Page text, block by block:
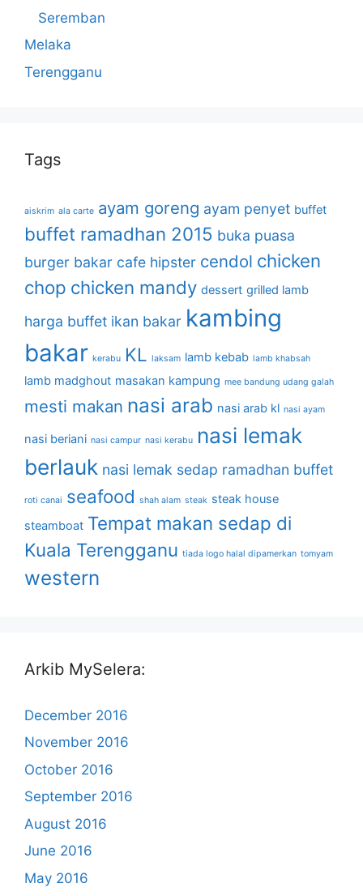
Seremban
Melaka
Terengganu
Tags
aiskrim ala carte ayam goreng ayam penyet buffet
buffet ramadhan 2015 buka puasa
burger bakar cafe hipster cendol chicken
chop chicken mandy dessert grilled lamb
harga buffet ikan bakar kambing
bakar kerabu KL laksam lamb kebab lamb khabsah
lamb madghout masakan kampung mee bandung udang galah
mesti makan nasi arab nasi arab kl nasi ayam
nasi beriani nasi campur nasi kerabu nasi lemak
berlauk nasi lemak sedap ramadhan buffet
roti canai seafood shah alam steak steak house
steamboat Tempat makan sedap di
Kuala Terengganu tiada logo halal dipamerkan tomyam
western
Arkib MySelera:
December 2016
November 2016
October 2016
September 2016
August 2016
June 2016
May 2016